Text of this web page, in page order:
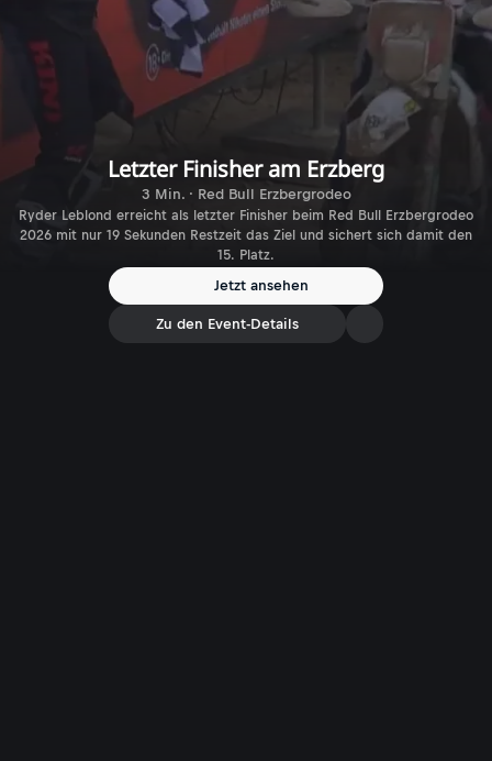
Letzter Finisher am Erzberg
3 Min. · Red Bull Erzbergrodeo
Ryder Leblond erreicht als letzter Finisher beim Red Bull Erzbergrodeo
2026 mit nur 19 Sekunden Restzeit das Ziel und sichert sich damit den
15. Platz.
Jetzt ansehen
Zu den Event-Details